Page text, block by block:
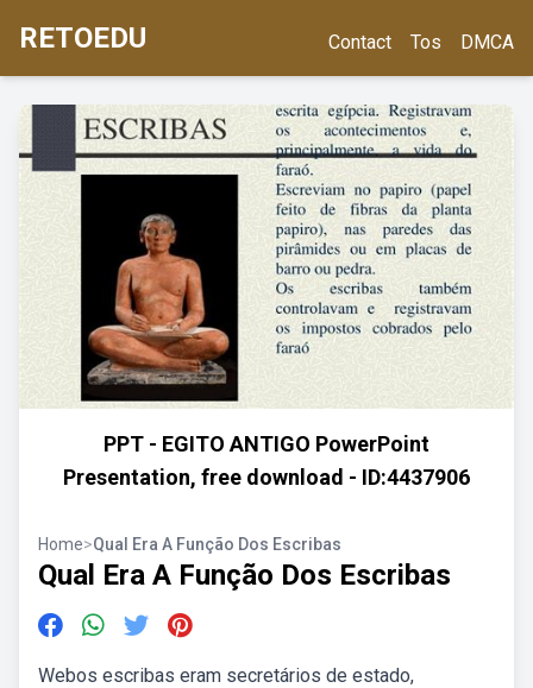
RETOEDU Contact Tos DMCA
PPT - EGITO ANTIGO PowerPoint
Presentation, free download - ID:4437906
Home>Qual Era A Função Dos Escribas
Qual Era A Função Dos Escribas
Webos escribas eram secretários de estado,